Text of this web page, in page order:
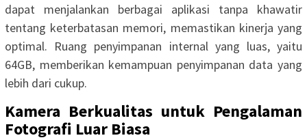
dapat menjalankan berbagai aplikasi tanpa khawatir
tentang keterbatasan memori, memastikan kinerja yang
optimal. Ruang penyimpanan internal yang luas, yaitu
64GB, memberikan kemampuan penyimpanan data yang
lebih dari cukup.
Kamera Berkualitas untuk Pengalaman
Fotografi Luar Biasa